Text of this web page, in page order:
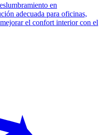
en
adecuada para oficinas,
el confort interior con el